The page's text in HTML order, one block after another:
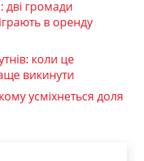
дві громади
в оренду
коли це
викинути
усміхнеться доля